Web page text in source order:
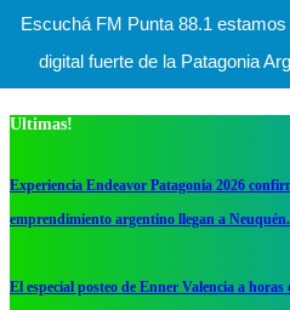
Escuchá FM Punta 88.1
digital fuerte de la Patagonia
Ultimas!
Experiencia Endeavor Patagonia 2026
emprendimiento argentino llegan a Neuquén.
El especial posteo de Enner Valencia a horas